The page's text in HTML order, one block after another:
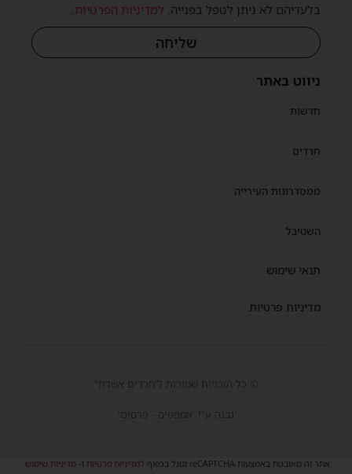
ניווט באתר
חדשות
חרדים
ממסדרונות העירייה
השטיבל
תנאי שימוש
מדיניות פרטיות
בלעדיהם לא ניתן לטפל בפנייה. למדיניות הפרטיות
שליחה
© כל הזכויות שמורות ל'חרדים אשדוד'
נבנה ע"י 'אמפסיס - פרסום'
אתר זה מאובטח באמצעות reCAPTCHA וגוגל בכפוף למדיניות פרטיות ו-מדיניות שימוש